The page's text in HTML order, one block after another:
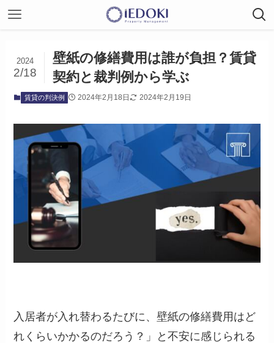
壁紙の修繕費用は誰が負担？賃貸
契約と裁判例から学ぶ
2024
2/18
賃貸の判決例 2024年2月18日 2024年2月19日
入居者が入れ替わるたびに、壁紙の修繕費用はど
れくらいかかるのだろう？」と不安に感じられる